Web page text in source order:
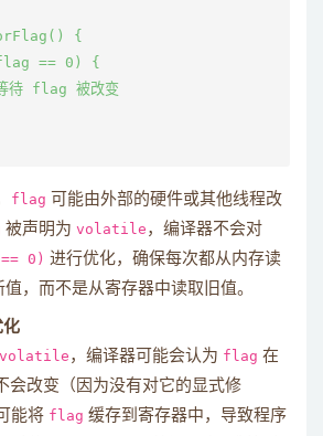
{
== 0) {
flag 被改变
flag 可能由外部的硬件或其他线程改
被声明为 volatile ，编译器不会对
0) 进行优化，确保每次都从内存读
值，而不是从寄存器中读取旧值。
化
volatile ，编译器可能会认为 flag 在
会改变（因为没有对它的显式修
能将 flag 缓存到寄存器中，导致程序